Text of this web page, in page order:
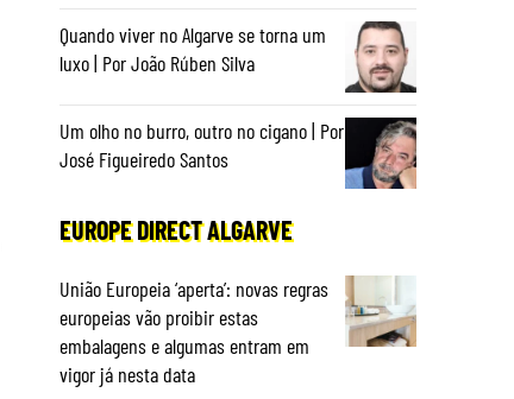
Quando viver no Algarve se torna um
luxo | Por João Rúben Silva
Um olho no burro, outro no cigano | Por
José Figueiredo Santos
EUROPE DIRECT ALGARVE
União Europeia ‘aperta’: novas regras
europeias vão proibir estas
embalagens e algumas entram em
vigor já nesta data